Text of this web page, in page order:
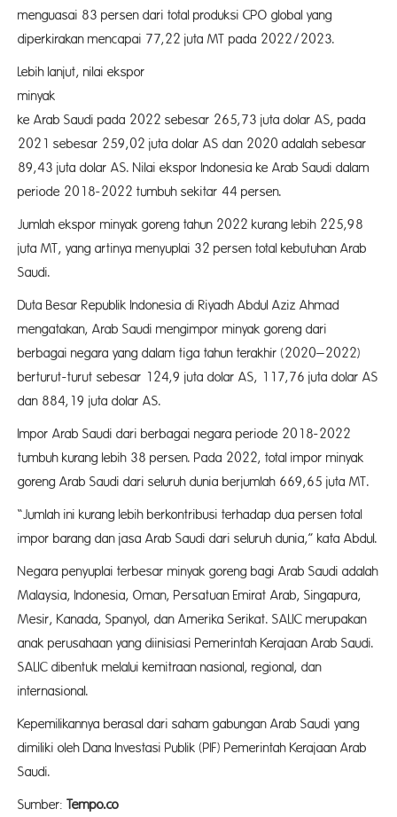
menguasai 83 persen dari total produksi CPO global yang
diperkirakan mencapai 77,22 juta MT pada 2022/2023.
Lebih lanjut, nilai ekspor
ke Arab Saudi pada 2022 sebesar 265,73 juta dolar AS, pada
2021 sebesar 259,02 juta dolar AS dan 2020 adalah sebesar
89,43 juta dolar AS. Nilai ekspor Indonesia ke Arab Saudi dalam
periode 2018-2022 tumbuh sekitar 44 persen.
Jumlah ekspor minyak goreng tahun 2022 kurang lebih 225,98
juta MT, yang artinya menyuplai 32 persen total kebutuhan Arab
Saudi.
Duta Besar Republik Indonesia di Riyadh Abdul Aziz Ahmad
mengatakan, Arab Saudi mengimpor minyak goreng dari
berbagai negara yang dalam tiga tahun terakhir (2020–2022)
berturut-turut sebesar 124,9 juta dolar AS, 117,76 juta dolar AS
dan 884,19 juta dolar AS.
Impor Arab Saudi dari berbagai negara periode 2018-2022
tumbuh kurang lebih 38 persen. Pada 2022, total impor minyak
goreng Arab Saudi dari seluruh dunia berjumlah 669,65 juta MT.
“Jumlah ini kurang lebih berkontribusi terhadap dua persen total
impor barang dan jasa Arab Saudi dari seluruh dunia,” kata Abdul.
Negara penyuplai terbesar minyak goreng bagi Arab Saudi adalah
Malaysia, Indonesia, Oman, Persatuan Emirat Arab, Singapura,
Mesir, Kanada, Spanyol, dan Amerika Serikat. SALIC merupakan
anak perusahaan yang diinisiasi Pemerintah Kerajaan Arab Saudi.
SALIC dibentuk melalui kemitraan nasional, regional, dan
internasional.
Kepemilikannya berasal dari saham gabungan Arab Saudi yang
dimiliki oleh Dana Investasi Publik (PIF) Pemerintah Kerajaan Arab
Sumber: Tempo.co